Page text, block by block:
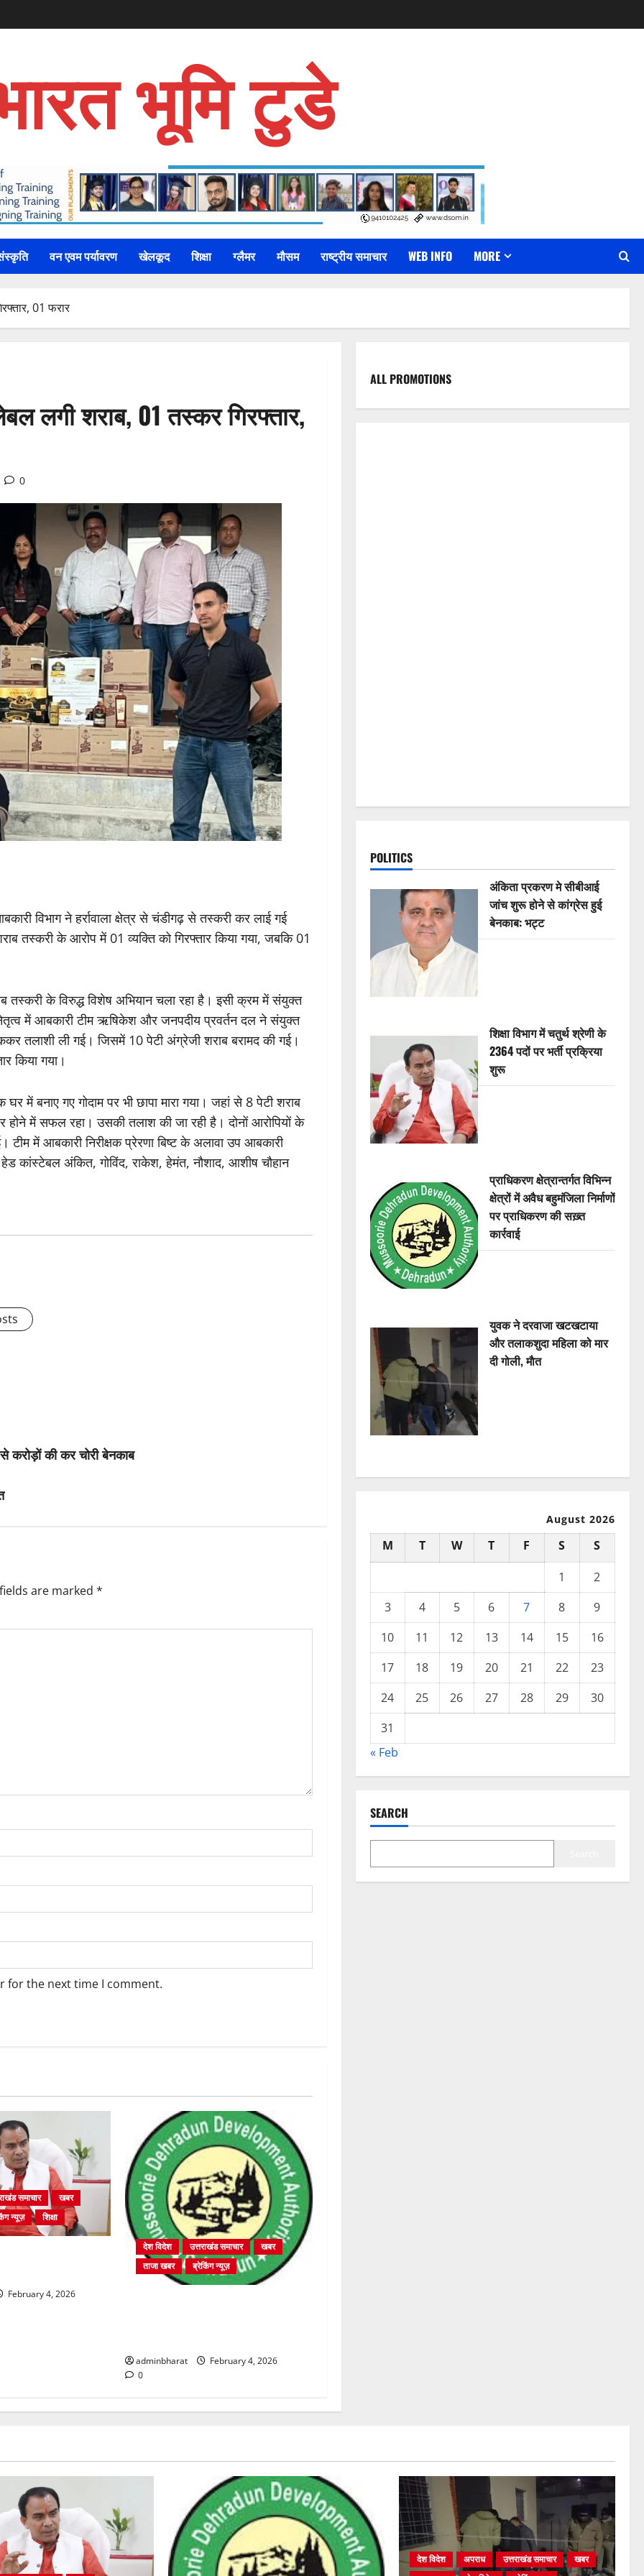
भूमि टुडे
वन एवम पर्यावरण खेलकूद शिक्षा ग्लैमर मौसम राष्ट्रीय समाचार WEB INFO MORE
01 फरार
लगी शराब, 01 तस्कर गिरफ्तार,
0
विभाग ने हर्रावाला क्षेत्र से चंडीगढ़ से तस्करी कर लाई गई
तस्करी के आरोप में 01 व्यक्ति को गिरफ्तार किया गया, जबकि 01
के विरुद्ध विशेष अभियान चला रहा है। इसी क्रम में संयुक्त
नेतृत्व में आबकारी टीम ऋषिकेश और जनपदीय प्रवर्तन दल ने संयुक्त
तलाशी ली गई। जिसमें 10 पेटी अंग्रेजी शराब बरामद की गई।
किया गया।
घर में बनाए गए गोदाम पर भी छापा मारा गया। जहां से 8 पेटी शराब
होने में सफल रहा। उसकी तलाश की जा रही है। दोनों आरोपियों के
टीम में आबकारी निरीक्षक प्रेरणा बिष्ट के अलावा उप आबकारी
हेड कांस्टेबल अंकित, गोविंद, राकेश, हेमंत, नौशाद, आशीष चौहान
करोड़ों की कर चोरी बेनकाब
are marked *
for the next time I comment.
समाचार
खबर
न्यूज़ शिक्षा
February 4, 2026
देश विदेश उत्तराखंड समाचार
खबर
ताजा खबर
ब्रेकिंग न्यूज़
adminbharat
February 4, 2026
0
ALL PROMOTIONS
POLITICS
अंकिता प्रकरण मे सीबीआई
जांच शुरू होने से कांग्रेस हुई
बेनकाब: भट्ट
शिक्षा विभाग में चतुर्थ श्रेणी के
2364 पदों पर भर्ती प्रक्रिया
शुरू
प्राधिकरण क्षेत्रान्तर्गत विभिन्न
क्षेत्रों में अवैध बहुमंजिला निर्माणों
पर प्राधिकरण की सख़्त
कार्रवाई
युवक ने दरवाजा खटखटाया
और तलाकशुदा महिला को मार
दी गोली, माैत
August 2026
M T W T F S
S
1
2
3
4 5 6 7 8
9
10
11 12 13 14 15
16
17
18 19 20 21 22
23
24
25 26 27 28 29
30
31
« Feb
SEARCH
देश विदेश अपराध उत्तराखंड समाचार
खबर